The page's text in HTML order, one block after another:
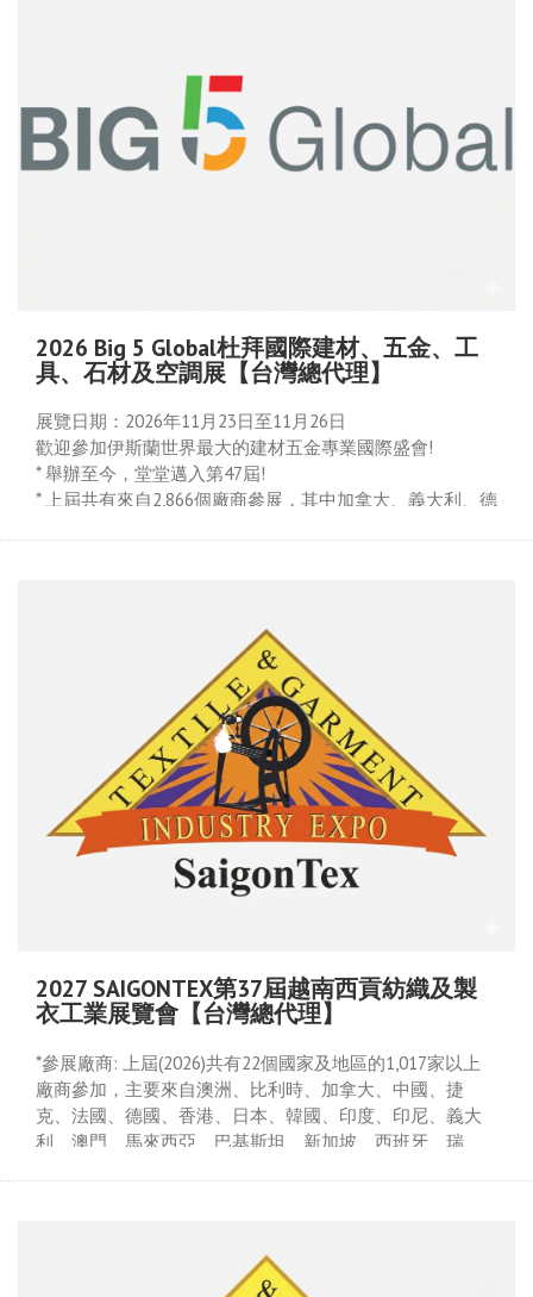
2026 Big 5 Global杜拜國際建材、五金、工
具、石材及空調展【台灣總代理】
展覽日期：2026年11月23日至11月26日
歡迎參加伊斯蘭世界最大的建材五金專業國際盛會!
* 舉辦至今，堂堂邁入第47屆!
* 上屆共有來自2,866個廠商參展，其中加拿大、義大利、德
特、巴林、阿曼、卡達、印度、巴基斯坦、獨立國協、北
2027 SAIGONTEX第37屆越南西貢紡織及製
衣工業展覽會【台灣總代理】
*參展廠商: 上屆(2026)共有22個國家及地區的1,017家以上
廠商參加，主要來自澳洲、比利時、加拿大、中國、捷
克、法國、德國、香港、日本、韓國、印度、印尼、義大
利、澳門、馬來西亞、巴基斯坦、新加坡、西班牙、瑞